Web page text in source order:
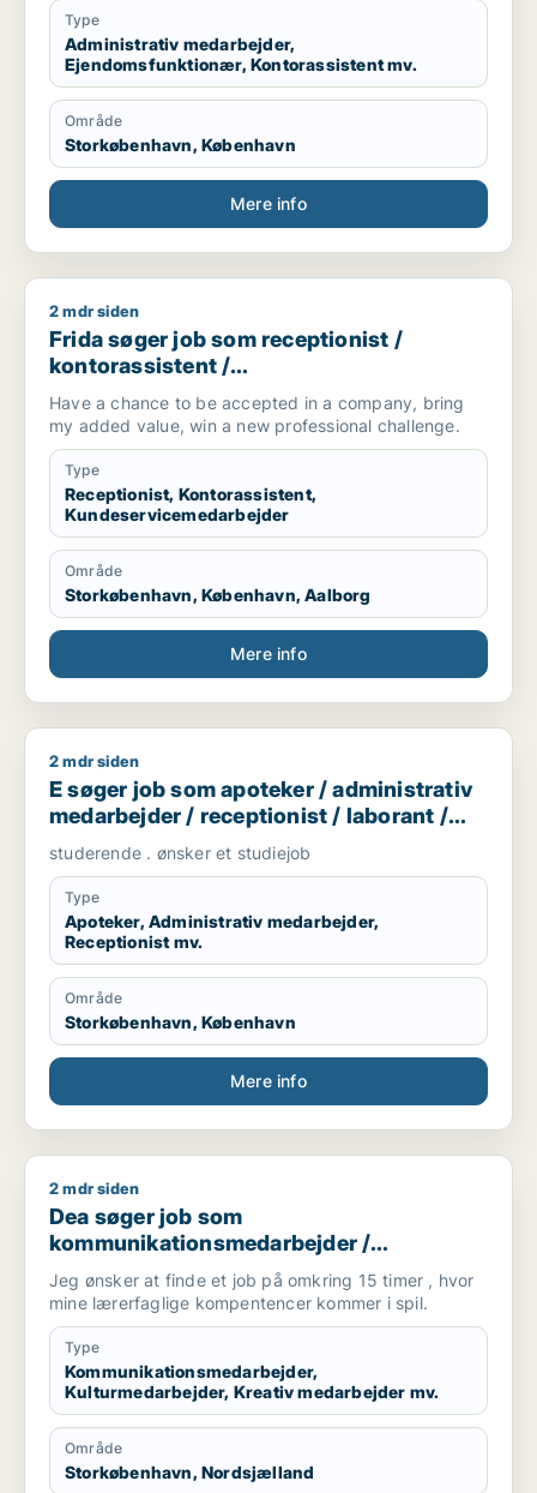
Type
Administrativ medarbejder,
Ejendomsfunktionær, Kontorassistent mv.
Område
Storkøbenhavn, København
Mere info
Frida søger job som receptionist / kontorassistent /
2 mdr siden
Frida søger job som receptionist /
kontorassistent /
kundeservicemedarbejder
Have a chance to be accepted in a company, bring
my added value, win a new professional challenge.
Type
Receptionist, Kontorassistent,
Kundeservicemedarbejder
Område
Storkøbenhavn, København, Aalborg
Mere info
E søger job som apoteker / administrativ medarbejder /
2 mdr siden
E søger job som apoteker / administrativ
medarbejder / receptionist / laborant /
bioanalytiker
studerende . ønsker et studiejob
Type
Apoteker, Administrativ medarbejder,
Receptionist mv.
Område
Storkøbenhavn, København
Mere info
Dea søger job som kommunikationsmedarbejder /
2 mdr siden
Dea søger job som
kommunikationsmedarbejder /
kulturmedarbejder / kreativ medarbejder /
administrativ medarbejder / projektleder
Jeg ønsker at finde et job på omkring 15 timer , hvor
mine lærerfaglige kompentencer kommer i spil.
Type
Kommunikationsmedarbejder,
Kulturmedarbejder, Kreativ medarbejder mv.
Område
Storkøbenhavn, Nordsjælland